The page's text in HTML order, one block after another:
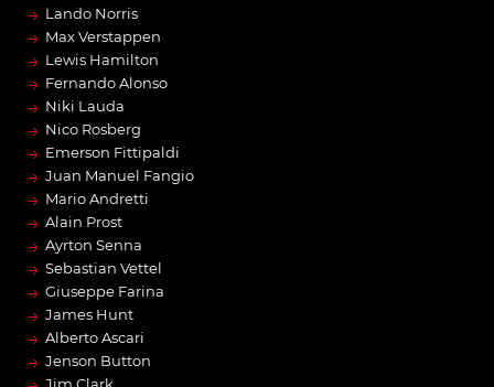
→ Lando Norris
→ Max Verstappen
→ Lewis Hamilton
→ Fernando Alonso
→ Niki Lauda
→ Nico Rosberg
→ Emerson Fittipaldi
→ Juan Manuel Fangio
→ Mario Andretti
→ Alain Prost
→ Ayrton Senna
→ Sebastian Vettel
→ Giuseppe Farina
→ James Hunt
→ Alberto Ascari
→ Jenson Button
Jim Clark